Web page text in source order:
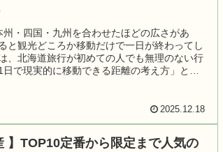
州・四国・九州を合わせたほどの広さがあ
と観光どころか移動だけで一日が終わってし
、北海道旅行が初めての人でも無理のない行
で現実的に移動できる距離の考え方」と
2025.12.18
】TOP10定番から限定まで人気の